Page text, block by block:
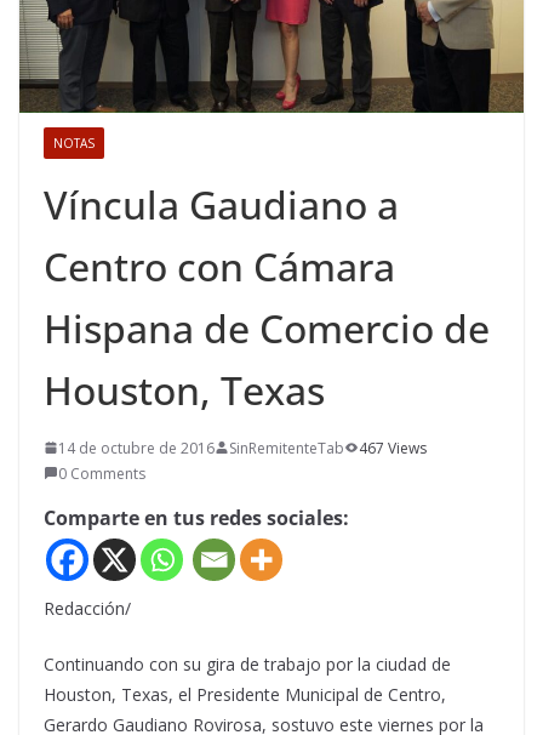
NOTAS
Víncula Gaudiano a
Centro con Cámara
Hispana de Comercio de
Houston, Texas
14 de octubre de 2016 SinRemitenteTab
467 Views
0 Comments
Comparte en tus redes sociales:
Redacción/
Continuando con su gira de trabajo por la ciudad de
Houston, Texas, el Presidente Municipal de Centro,
Gerardo Gaudiano Rovirosa, sostuvo este viernes por la